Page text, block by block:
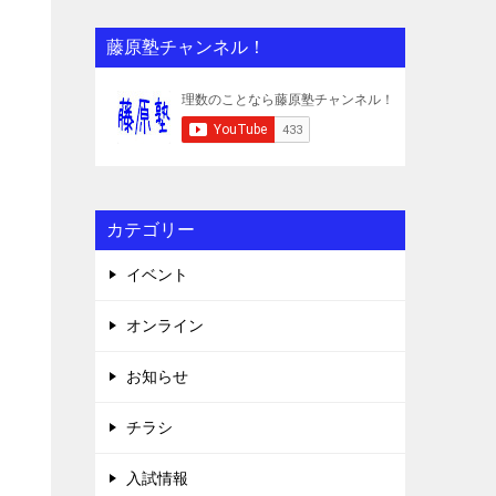
藤原塾チャンネル！
カテゴリー
イベント
オンライン
お知らせ
チラシ
入試情報